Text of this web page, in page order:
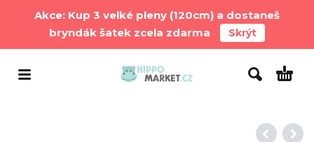
Akce: Kup 3 velké pleny (120cm) a dostaneš
bryndák šatek zcela zdarma
Skrýt